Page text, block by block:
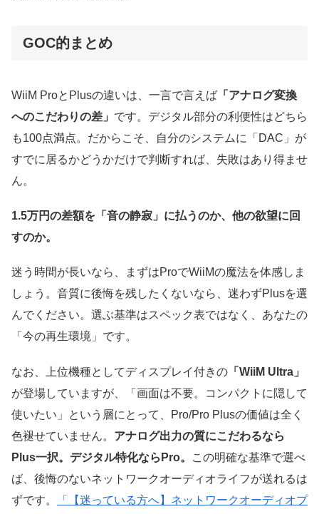
GOC的まとめ
WiiM ProとPlusの違いは、一言で言えば 「アナログ変換
へのこだわりの差」 です。デジタル部分の利便性はどちら
も100点満点。だからこそ、自分のシステムに「DAC」が
すでに居るかどうかだけで判断すれば、失敗はあり得ませ
ん。
1.5万円の差額を「音の静寂」に払うのか、他の欲望に回
すのか。
迷う時間が長いなら、まずはProでWiiMの魔法を体感しま
しょう。音質に後悔を残したくないなら、迷わずPlusを選
んでください。選ぶ基準はスペック表ではなく、あなたの
「今の再生環境」です。
なお、上位機種としてディスプレイ付きの 「WiiM Ultra」
が登場していますが、「画面は不要。コンパクトに隠して
使いたい」という層にとって、Pro/Pro Plusの価値は全く
色褪せていません。 アナログ出力の質にこだわるなら
Plus一択。デジタル特化ならPro。
この明確な基準で選べ
ば、後悔のないネットワークオーディオライフが送れるは
ずです。
「【迷っている方へ】ネットワークオーディオプ